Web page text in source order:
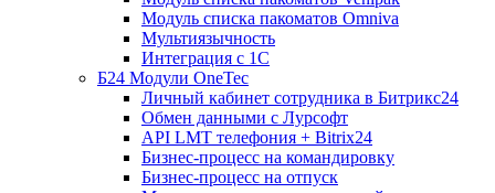
Модуль списка пакоматов Omniva
Мультиязычность
Интеграция с 1С
Б24 Модули OneTec
Личный кабинет сотрудника в Битрикс24
Обмен данными с Лурсофт
API LMT телефония + Bitrix24
Бизнес-процесс на командировку
Бизнес-процесс на отпуск